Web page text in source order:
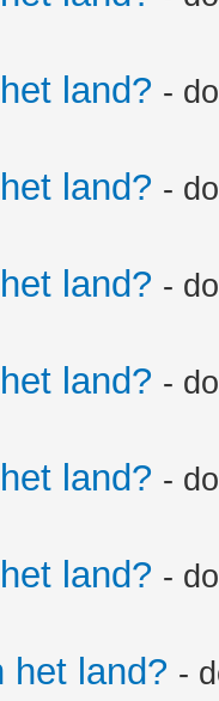
land? -
land? -
land? -
land? -
land? -
land? -
het land? -